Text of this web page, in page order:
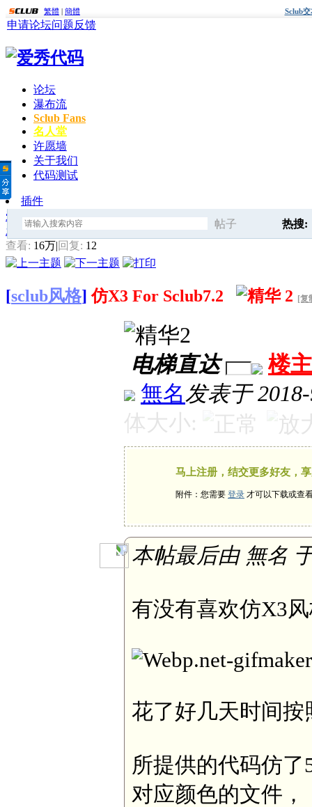
繁體 | 簡體 Sclub
申请论坛问题反馈
论坛
瀑布流
Sclub Fans
名人堂
许愿墙
关于我们
代码测试
插件
帖子
索
热搜:
爱秀代码
发帖
查看: 16万| 回复: 12
[sclub风格] 仿X3 For Sclub7.2 [复
电梯直达
楼主
無名发表于
体大小:
马上注册，结交更多好友，
附件：您需要 登录 才可以下载或查
本帖最后由 無名
有没有喜欢仿X3
花了好几天时间按
所提供的代码仿
对应颜色的文件，